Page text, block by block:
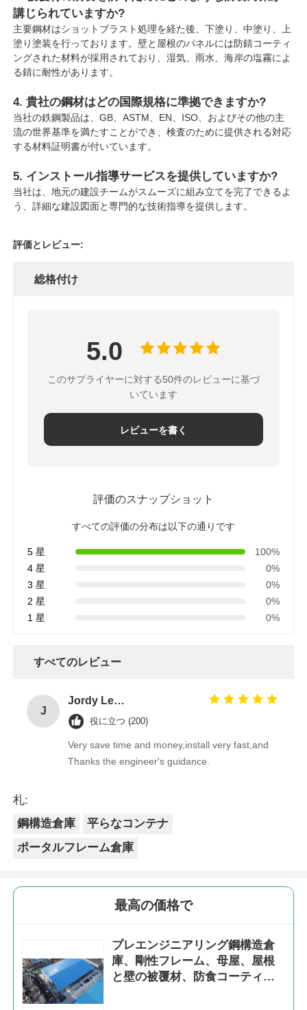
講じられていますか?
主要鋼材はショットブラスト処理を経た後、下塗り、中塗り、上
塗り塗装を行っております。壁と屋根のパネルには防錆コーティ
ングされた材料が採用されており、湿気、雨水、海岸の塩霧によ
る錆に耐性があります。
4. 貴社の鋼材はどの国際規格に準拠できますか?
当社の鉄鋼製品は、GB、ASTM、EN、ISO、およびその他の主
流の世界基準を満たすことができ、検査のために提供される対応
する材料証明書が付いています。
5. インストール指導サービスを提供していますか?
当社は、地元の建設チームがスムーズに組み立てを完了できるよ
う、詳細な建設図面と専門的な技術指導を提供します。
評価とレビュー:
総格付け
5.0
このサプライヤーに対する50件のレビューに基づ
いています
レビューを書く
評価のスナップショット
すべての評価の分布は以下の通りです
5 星
100%
4 星
0%
3 星
0%
2 星
0%
1 星
0%
すべてのレビュー
J
Jordy Leong
役に立つ (200)
Very save time and money,install very fast,and
Thanks the engineer's guidance.
札:
鋼構造倉庫
平らなコンテナ
ポータルフレーム倉庫
最高の価格で
プレエンジニアリング鋼構造倉
庫、剛性フレーム、母屋、屋根
と壁の被覆材、防食コーティン